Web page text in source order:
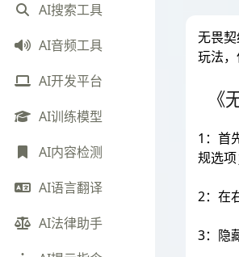
AI搜索工具
AI音频工具
AI开发平台
AI训练模型
AI内容检测
AI语言翻译
AI法律助手
无畏
玩法
《
1：首
规选项
2：在
3：隐